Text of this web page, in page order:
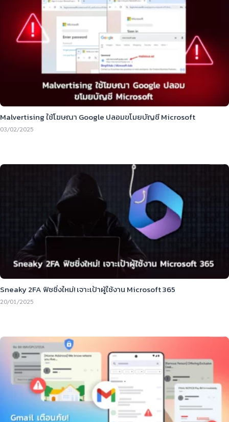
Malvertising ใช้โฆษณา Google ปลอมขโมยบัญชี Microsoft
03/02/2025
Sneaky 2FA ฟิชชิ่งใหม่! เจาะเป้าผู้ใช้งาน Microsoft 365
20/01/2025